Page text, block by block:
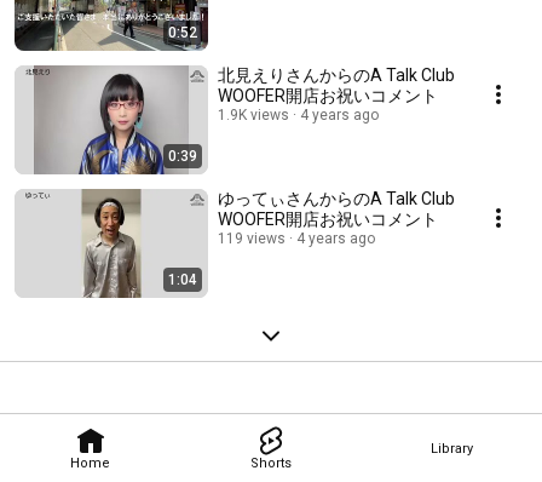
Home Shorts
Library
0:52
0:39
北見えりさんからのA Talk Club
WOOFER開店お祝いコメント
1.9K views 4 years ago
1:04
ゆってぃさんからのA Talk Club
WOOFER開店お祝いコメント
119 views 4 years ago